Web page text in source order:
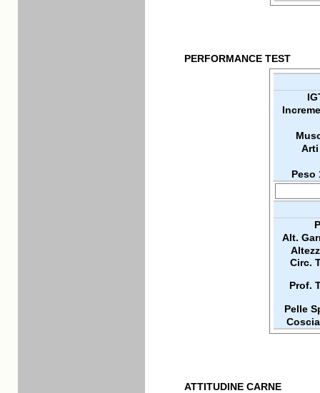
PERFORMANCE TEST
Arti
Peso
Alt.
Circ.
Prof.
Pelle
ATTITUDINE CARNE